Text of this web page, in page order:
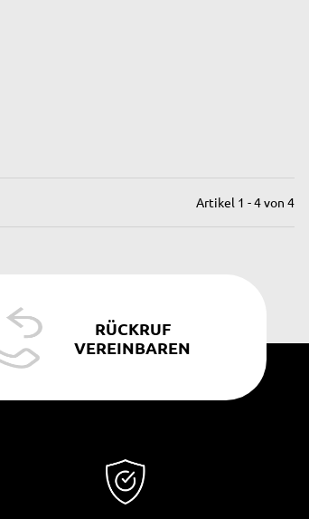
Artikel 1 - 4 von 4
RÜCKRUF
VEREINBAREN